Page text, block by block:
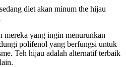
diet akan minum the hijau
mereka yang ingin menurunkan
polifenol yang berfungsi untuk
Teh hijau adalah alternatif terbaik